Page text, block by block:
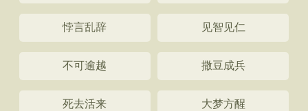
悖言乱辞 见智见仁
不可逾越 撒豆成兵
死去活来 大梦方醒